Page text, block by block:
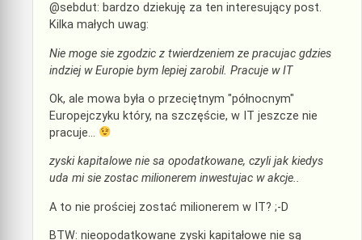
@sebdut: bardzo dziekuję za ten interesujący post.
Kilka małych uwag:
Nie moge sie zgodzic z twierdzeniem ze pracujac gdzies
indziej w Europie bym lepiej zarobil. Pracuje w IT
Ok, ale mowa była o przeciętnym "północnym"
Europejczyku który, na szczęście, w IT jeszcze nie
pracuje…
zyski kapitalowe nie sa opodatkowane, czyli jak kiedys
uda mi sie zostac milionerem inwestujac w akcje..
A to nie prościej zostać milionerem w IT? ;-D
BTW: nieopodatkowane zyski kapitałowe nie są